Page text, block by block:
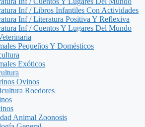
Inf / Libros Infantiles Con Actividades
Inf / Literatura Positiva Y Reflexiva
Inf / Cuentos Y Lugares Del Mundo
Pequeños Y Domésticos
Exóticos
Ovinos
Roedores
Animal Zoonosis